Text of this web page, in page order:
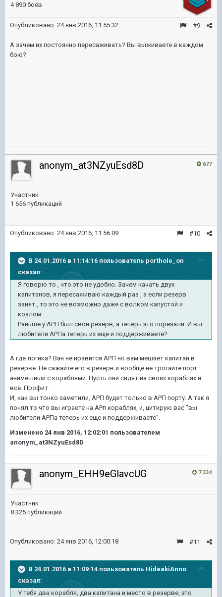
4 890 боёв
#9
Опубликовано: 24 янв 2016, 11:55:32
А зачем их постоянно пересаживать? Вы выживаете в каждом
бою?
677
anonym_at3NZyuEsd8D
Участник
1 656 публикаций
#10
Опубликовано: 24 янв 2016, 11:56:09
В 24.01.2016 в 11:14:16 пользователь porthole_on
сказал:
Я говорю то , что это не удобно. Зачем качать двух
капитанов, я пересаживаю каждый раз , а если резерв
занят , то это не возможно даже с волком капустой и
козлом.
Раньше у АРП был свой резерв, а теперь это порезали. И вы
любители АРПа теперь их еще и поддерживаете?
А где логика? Ван не нравится АРП но вам мешает капитан в
резерве. Не сажайте его в резерв и вообще не трогайте порт
анимешный с кораблями. Пусть они сидят на своих кораблях и
всё. Профит.
И, как вы тонко заметили, АРП будет только в АРП порту. А так я
понял то что вы играете на АРп кораблях, и, цитирую вас "вы
любители АРПа теперь их еще и поддерживаете".
Изменено 24 янв 2016, 12:02:01 пользователем
anonym_at3NZyuEsd8D
7 334
anonym_EHH9eGlavcUG
Участник
8 325 публикаций
#11
Опубликовано: 24 янв 2016, 12:00:18
В 24.01.2016 в 11:09:14 пользователь HideakiAnno
сказал:
У тебя два корабля, два капитана и место в резерве, это